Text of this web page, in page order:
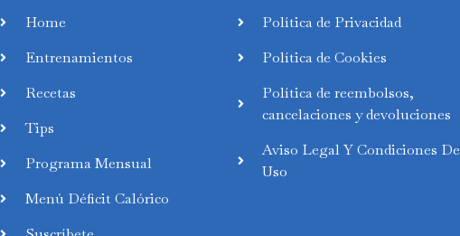
Home
Entrenamientos
Recetas
Tips
Programa Mensual
Menú Déficit Calórico
Política de Privacidad
Política de Cookies
Política de reembolsos,
cancelaciones y devoluciones
Aviso Legal Y Condiciones De
Uso
Finnish